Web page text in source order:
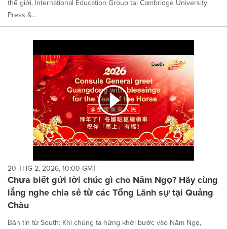
thế giới, International Education Group tại Cambridge University
Press &...
20 THG 2, 2026, 10:00 GMT
Chưa biết gửi lời chúc gì cho Năm Ngọ? Hãy cùng
lắng nghe chia sẻ từ các Tổng Lãnh sự tại Quảng
Châu
Bản tin từ South: Khi chúng ta hứng khởi bước vào Năm Ngọ,